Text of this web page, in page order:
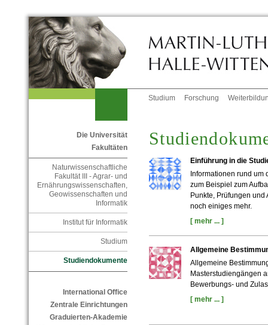
Studium Forschung
Die Universität
Fakultäten
Naturwissenschaftliche
Fakultät III - Agrar- und
Ernährungswissenschaften,
Geowissenschaften und
Informatik
Institut für Informatik
Studium
Studiendokumente
International Office
Zentrale Einrichtungen
Graduierten-Akademie
Einführung in die
Informationen rund
zum Beispiel zum
Punkte, Prüfungen
noch einiges mehr.
[ mehr ... ]
Allgemeine
Allgemeine
Masterstudiengängen
Bewerbungs- und
[ mehr ... ]